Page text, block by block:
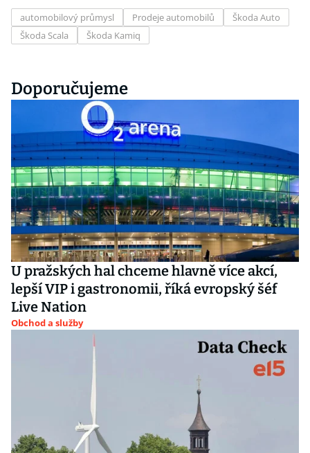
automobilový průmysl Prodeje automobilů
Škoda Auto
Škoda Scala
Škoda Kamiq
Doporučujeme
U pražských hal chceme hlavně více akcí,
lepší VIP i gastronomii, říká evropský šéf
Live Nation
Obchod a služby